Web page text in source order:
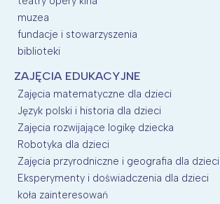
muzea
fundacje i stowarzyszenia
biblioteki
ZAJĘCIA EDUKACYJNE
Zajęcia matematyczne dla dzieci
Język polski i historia dla dzieci
Zajęcia rozwijające logikę dziecka
Robotyka dla dzieci
Zajęcia przyrodniczne i geografia dla dzieci
Eksperymenty i doświadczenia dla dzieci
koła zainteresowań